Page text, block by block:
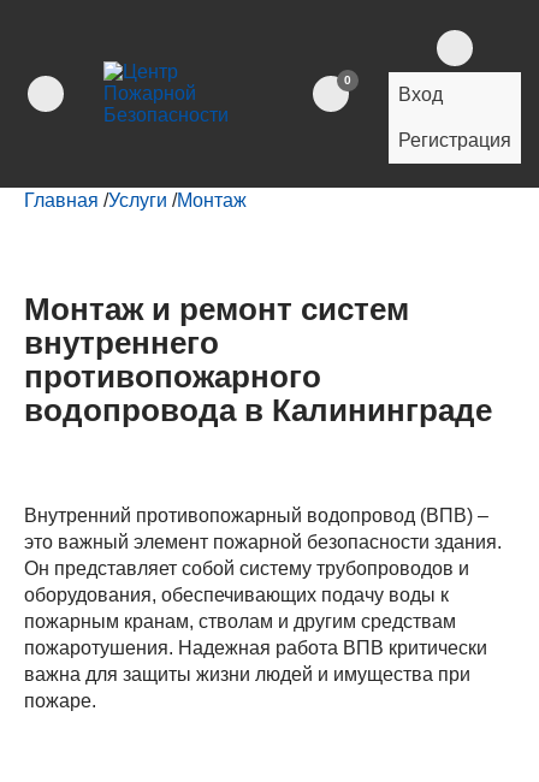
0
Вход
Регистрация
Главная /Услуги /Монтаж
Монтаж и ремонт систем
внутреннего
противопожарного
водопровода в Калининграде
Внутренний противопожарный водопровод (ВПВ) –
это важный элемент пожарной безопасности здания.
Он представляет собой систему трубопроводов и
оборудования, обеспечивающих подачу воды к
пожарным кранам, стволам и другим средствам
пожаротушения. Надежная работа ВПВ критически
важна для защиты жизни людей и имущества при
пожаре.